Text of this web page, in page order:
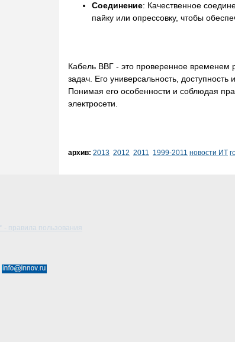
Соединение: Качественное
пайку или опрессовку, чтобы
Кабель ВВГ - это проверенное временем
задач. Его универсальность,
Понимая его особенности и соблюдая
электросети.
архив: 2013 2012 2011 1999-2011 новости ИТ
* - правила пользования